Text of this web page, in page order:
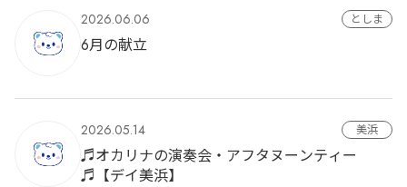
2026.06.06 としま
6月の献立
2026.05.14 美浜
♬オカリナの演奏会・アフタヌーンティー
♬【デイ美浜】